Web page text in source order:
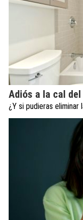
Adiós a la cal del
¿Y si pudieras eliminar